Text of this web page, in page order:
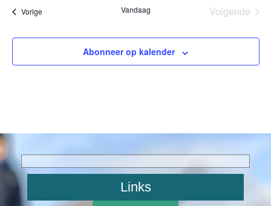
VorigeEvenementen Vandaag Volgende
Abonneer op kalender
Links